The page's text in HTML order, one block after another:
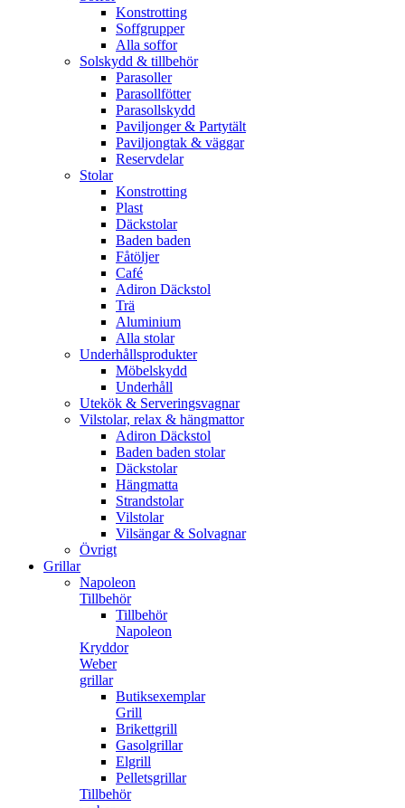
Konstrotting
Soffgrupper
Alla soffor
Solskydd & tillbehör
Parasoller
Parasollfötter
Parasollskydd
Paviljonger & Partytält
Paviljongtak & väggar
Reservdelar
Stolar
Konstrotting
Plast
Däckstolar
Baden baden
Fåtöljer
Café
Adiron Däckstol
Trä
Aluminium
Alla stolar
Underhållsprodukter
Möbelskydd
Underhåll
Utekök & Serveringsvagnar
Vilstolar, relax & hängmattor
Adiron Däckstol
Baden baden stolar
Däckstolar
Hängmatta
Strandstolar
Vilstolar
Vilsängar & Solvagnar
Övrigt
Grillar
Napoleon
Tillbehör
Tillbehör
Napoleon
Kryddor
Weber
grillar
Butiksexemplar
Grill
Brikettgrill
Gasolgrillar
Elgrill
Pelletsgrillar
Tillbehör